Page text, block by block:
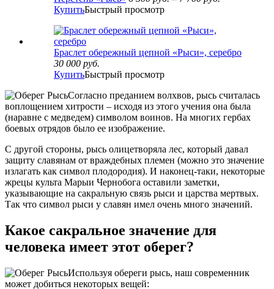
КупитьБыстрый просмотр
Браслет обережный цепной «Рыси», серебро
30 000 руб.
КупитьБыстрый просмотр
Согласно преданием волхвов, рысь считалась
воплощением хитрости – исходя из этого учения она была
(наравне с медведем) символом воинов. На многих гербах
боевых отрядов было ее изображение.
С другой стороны, рысь олицетворяла лес, который давал
защиту славянам от враждебных племен (можно это значение
излагать как символ плодородия). И наконец-таки, некоторые
жрецы культа Марыи Чернобога оставили заметки,
указывающие на сакральную связь рыси и царства мертвых.
Так что символ рыси у славян имел очень много значений.
Какое сакральное значение для
человека имеет этот оберег?
Используя обереги рысь, наш современник
может добиться некоторых вещей: